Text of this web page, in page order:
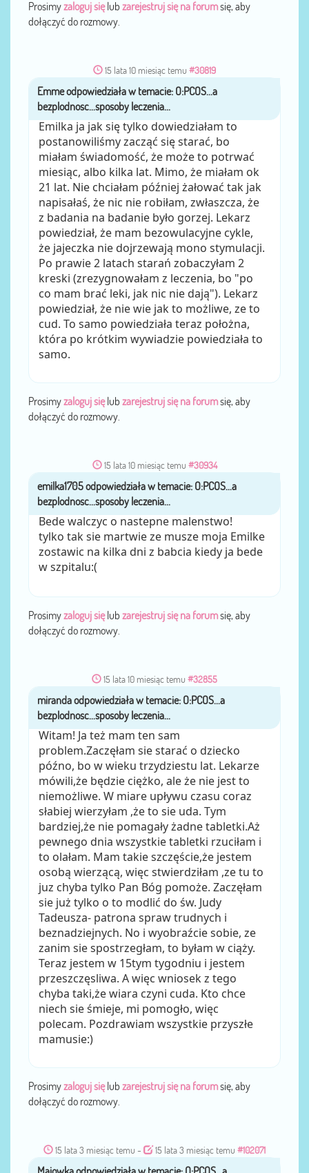
Prosimyzaloguj sięlub zarejestruj się na forumsię, aby
dołączyć do rozmowy.
15 lata 10 miesiąc temu #30819
przezEmme
Emilka ja jak się tylko dowiedziałam to
postanowiliśmy zacząć się starać, bo
miałam świadomość, że może to potrwać
miesiąc, albo kilka lat. Mimo, że miałam ok
21 lat. Nie chciałam później żałować tak jak
napisałaś, że nic nie robiłam, zwłaszcza, że
z badania na badanie było gorzej. Lekarz
powiedział, że mam bezowulacyjne cykle,
że jajeczka nie dojrzewają mono stymulacji.
Po prawie 2 latach starań zobaczyłam 2
kreski (zrezygnowałam z leczenia, bo "po
co mam brać leki, jak nic nie dają"). Lekarz
powiedział, że nie wie jak to możliwe, ze to
cud. To samo powiedziała teraz położna,
która po krótkim wywiadzie powiedziała to
samo.
Prosimyzaloguj sięlub zarejestruj się na forumsię, aby
dołączyć do rozmowy.
15 lata 10 miesiąc temu #30934
przezemilka1705
Bede walczyc o nastepne malenstwo!
tylko tak sie martwie ze musze moja Emilke
zostawic na kilka dni z babcia kiedy ja bede
w szpitalu:(
Prosimyzaloguj sięlub zarejestruj się na forumsię, aby
dołączyć do rozmowy.
15 lata 10 miesiąc temu #32855
przezmiranda
Witam! Ja też mam ten sam
problem.Zaczęłam sie starać o dziecko
późno, bo w wieku trzydziestu lat. Lekarze
mówili,że będzie ciężko, ale że nie jest to
niemożliwe. W miare upływu czasu coraz
słabiej wierzyłam ,że to sie uda. Tym
bardziej,że nie pomagały żadne tabletki.Aż
pewnego dnia wszystkie tabletki rzuciłam i
to olałam. Mam takie szczęście,że jestem
osobą wierzącą, więc stwierdziłam ,ze tu to
juz chyba tylko Pan Bóg pomoże. Zaczęłam
sie już tylko o to modlić do św. Judy
Tadeusza- patrona spraw trudnych i
beznadziejnych. No i wyobraźcie sobie, ze
zanim sie spostrzegłam, to byłam w ciąży.
Teraz jestem w 15tym tygodniu i jestem
przeszczęsliwa. A więc wniosek z tego
chyba taki,że wiara czyni cuda. Kto chce
niech sie śmieje, mi pomogło, więc
polecam. Pozdrawiam wszystkie przyszłe
mamusie:)
Prosimyzaloguj sięlub zarejestruj się na forumsię, aby
dołączyć do rozmowy.
15 lata 3 miesiąc temu - 15 lata 3 miesiąc temu #102071
przezMajowka